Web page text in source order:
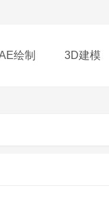
绘制 3D建模